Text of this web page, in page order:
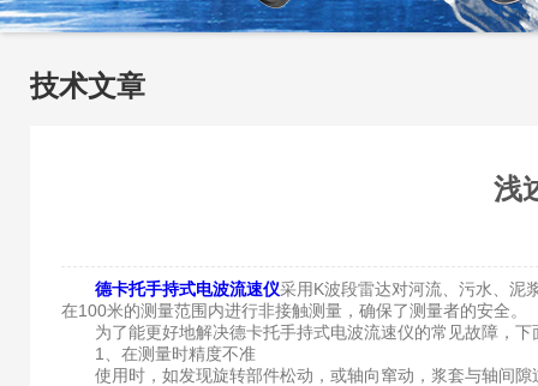
技术文章
浅
德卡托手持式电波流速仪采用K波段雷达对河流、污水、泥
在100米的测量范围内进行非接触测量，确保了测量者的安全。
为了能更好地解决德卡托手持式电波流速仪的常见故障，下
1、在测量时精度不准
使用时，如发现旋转部件松动，或轴向窜动，浆套与轴间隙